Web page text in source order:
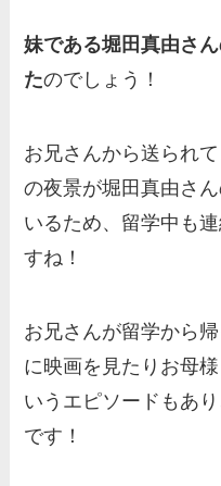
妹である堀田真由さ
たのでしょう！
お兄さんから送られ
の夜景が堀田真由さ
いるため、留学中も
すね！
お兄さんが留学から
に映画を見たりお母
いうエピソードもあ
です！